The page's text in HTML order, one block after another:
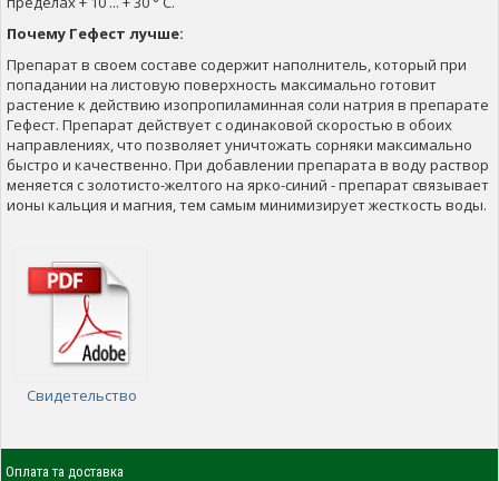
Почему Гефест лучше:
Препарат в своем составе содержит наполнитель, который при
попадании на листовую поверхность максимально готовит
растение к действию изопропиламинная соли натрия в препарате
Гефест. Препарат действует с одинаковой скоростью в обоих
направлениях, что позволяет уничтожать сорняки максимально
быстро и качественно. При добавлении препарата в воду раствор
меняется с золотисто-желтого на ярко-синий - препарат связывает
ионы кальция и магния, тем самым минимизирует жесткость воды.
Свидетельство
Оплата та доставка